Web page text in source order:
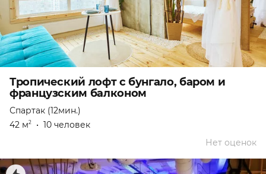
Тропический лофт с бунгало, баром и
французским балконом
Спартак (12мин.)
42 м2 • 10 человек
Нет оценок